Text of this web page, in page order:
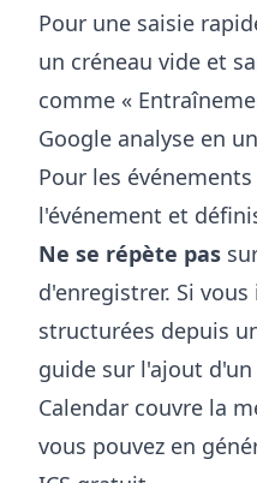
Pour une saisie
un créneau vide et
comme «
Google analyse en
Pour les
l'événement et
Ne se répète pas
d'enregistrer. Si
structurées depuis
guide sur l'ajout d'un
Calendar couvre la
vous pouvez en